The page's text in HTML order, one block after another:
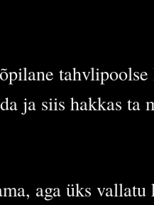
ja siis hakkas ta
aga üks vallatu